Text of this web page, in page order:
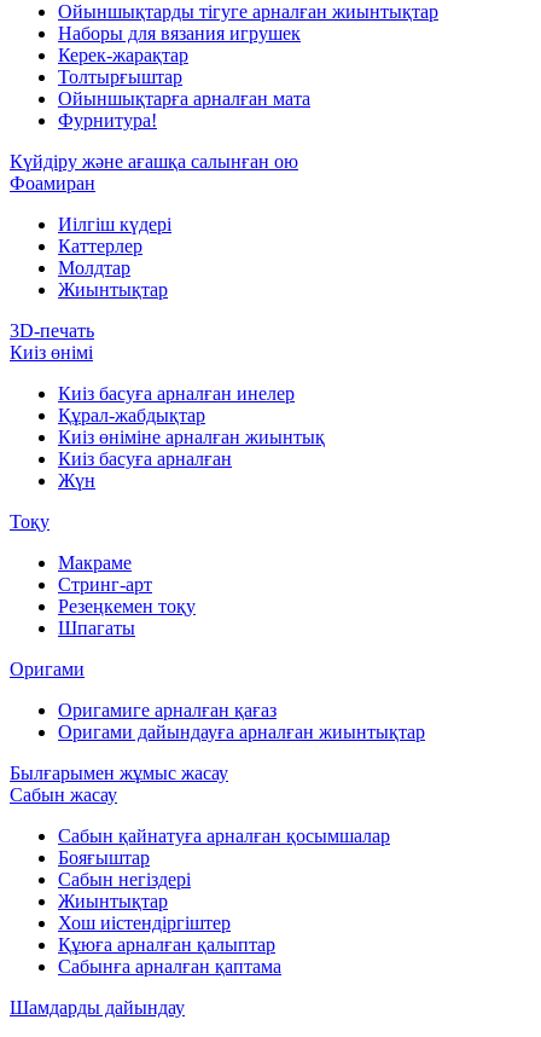
Ойыншықтарды тігуге арналған жиынтықтар
Наборы для вязания игрушек
Керек-жарақтар
Толтырғыштар
Ойыншықтарға арналған мата
Фурнитура!
Күйдіру және ағашқа салынған ою
Фоамиран
Иілгіш күдері
Каттерлер
Молдтар
Жиынтықтар
3D-печать
Киіз өнімі
Киіз басуға арналған инелер
Құрал-жабдықтар
Киіз өніміне арналған жиынтық
Киіз басуға арналған
Жүн
Тоқу
Макраме
Стринг-арт
Резеңкемен тоқу
Шпагаты
Оригами
Оригамиге арналған қағаз
Оригами дайындауға арналған жиынтықтар
Былғарымен жұмыс жасау
Сабын жасау
Сабын қайнатуға арналған қосымшалар
Бояғыштар
Сабын негіздері
Жиынтықтар
Хош иістендіргіштер
Құюға арналған қалыптар
Сабынға арналған қаптама
Шамдарды дайындау